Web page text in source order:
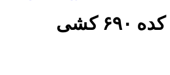
کده ۶۹۰ کشی